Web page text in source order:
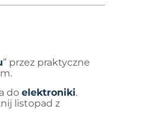
” przez praktyczne
do elektroniki.
listopad z